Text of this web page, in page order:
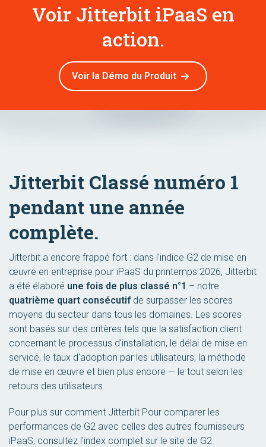
Voir Jitterbit iPaaS en
action.
Voir la Démo du Produit
Jitterbit Classé numéro 1
pendant une année
complète.
Jitterbit a encore frappé fort : dans l'indice G2 de mise en
œuvre en entreprise pour iPaaS du printemps 2026, Jitterbit
a été élaboré une fois de plus classé n°1 – notre
quatrième quart consécutif de surpasser les scores
moyens du secteur dans tous les domaines. Les scores
sont basés sur des critères tels que la satisfaction client
concernant le processus d'installation, le délai de mise en
service, le taux d'adoption par les utilisateurs, la méthode
de mise en œuvre et bien plus encore — le tout selon les
retours des utilisateurs.
Pour plus sur comment Jitterbit Pour comparer les
performances de G2 avec celles des autres fournisseurs
iPaaS, consultez l'index complet sur le site de G2.